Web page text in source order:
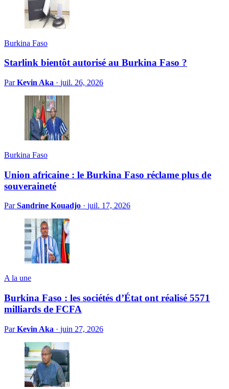
Burkina Faso
Starlink bientôt autorisé au Burkina Faso ?
ParKevin Aka · juil. 26, 2026
Burkina Faso
Union africaine : le Burkina Faso réclame plus de
souveraineté
ParSandrine Kouadjo · juil. 17, 2026
A la une
Burkina Faso : les sociétés d’État ont réalisé 5571
milliards de FCFA
ParKevin Aka · juin 27, 2026